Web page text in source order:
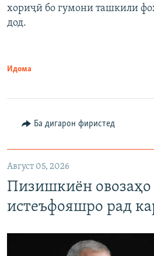
хориҷӣ бо гумони ташкили
дод.
Идома
Ба дигарон фиристед
Август 05, 2026
Пизишкиён овозаҳо
истеъфояшро рад